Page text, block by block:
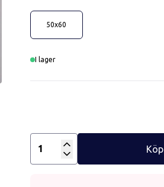
50x60
I lager
Antal
Köp